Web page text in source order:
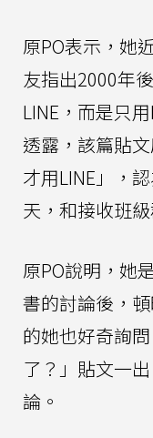
原PO表示，她
友指出2000年
LINE，而是只
透露，該篇貼
才用LINE」，
天，和接收班
原PO說明，她
書的討論後，
的她也好奇詢
了？」貼文一
論。